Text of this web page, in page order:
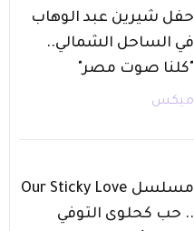
حفل شيرين عبد الوهاب
في الساحل الشمالي..
"كلنا صوت مصر"
ميكس
مسلسل Our Sticky Love
.. حب كحلوى التوفي